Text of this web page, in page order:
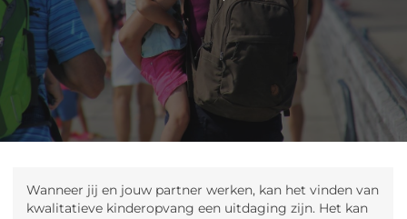
Wanneer jij en jouw partner werken, kan het vinden van
kwalitatieve kinderopvang een uitdaging zijn. Het kan